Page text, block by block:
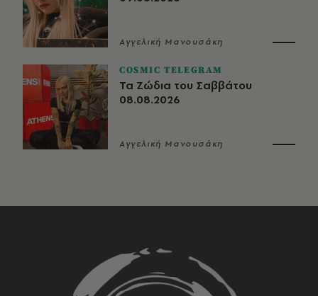
Αγγελική Μανουσάκη
COSMIC TELEGRAM
Τα Ζώδια του Σαββάτου
08.08.2026
Αγγελική Μανουσάκη